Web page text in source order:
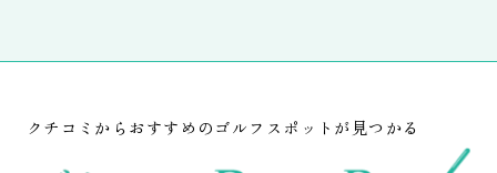
クチコミからおすすめのゴルフスポットが見つかる